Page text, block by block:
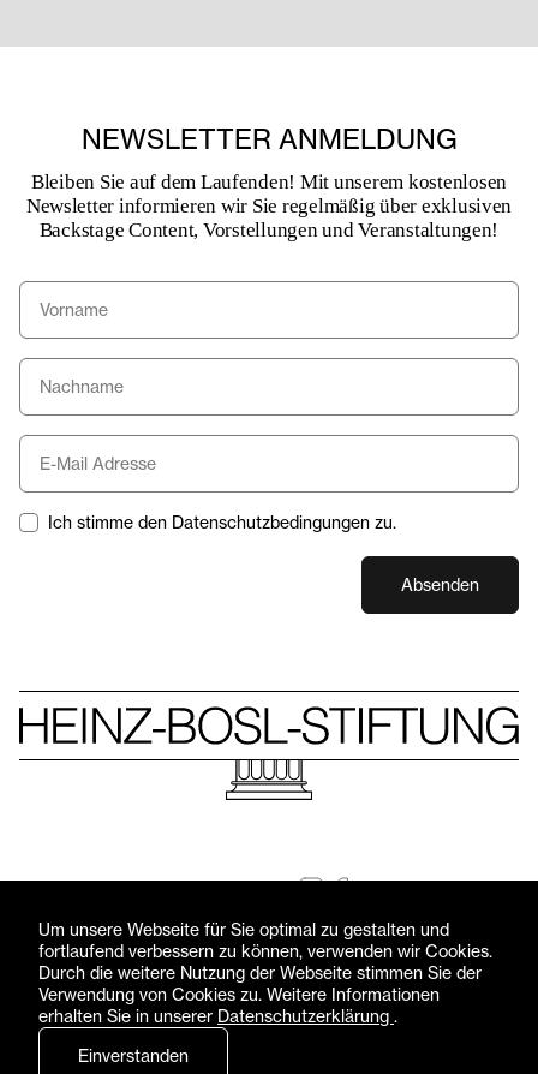
NEWSLETTER ANMELDUNG
Bleiben Sie auf dem Laufenden! Mit unserem kostenlosen
Newsletter informieren wir Sie regelmäßig über exklusiven
Backstage Content, Vorstellungen und Veranstaltungen!
Ich stimme den Datenschutzbedingungen zu.
Absenden
© Heinz-Bosl-Stiftung 2026 — Alle Rechte vorbehalten
ImpressumDatenschutzerklärung
Um unsere Webseite für Sie optimal zu gestalten und
fortlaufend verbessern zu können, verwenden wir Cookies.
Durch die weitere Nutzung der Webseite stimmen Sie der
Verwendung von Cookies zu. Weitere Informationen
erhalten Sie in unserer Datenschutzerklärung .
Einverstanden